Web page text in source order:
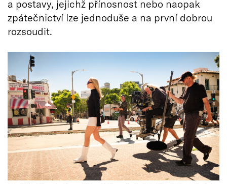
a postavy, jejichž přínosnost nebo naopak
zpátečnictví lze jednoduše a na první dobrou
rozsoudit.